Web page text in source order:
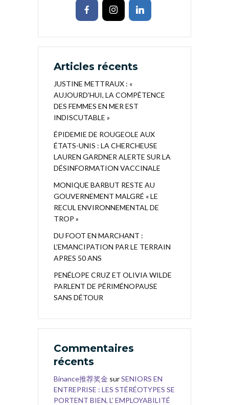
Articles récents
JUSTINE METTRAUX : «
AUJOURD’HUI, LA COMPÉTENCE
DES FEMMES EN MER EST
INDISCUTABLE »
ÉPIDEMIE DE ROUGEOLE AUX
ÉTATS-UNIS : LA CHERCHEUSE
LAUREN GARDNER ALERTE SUR LA
DÉSINFORMATION VACCINALE
MONIQUE BARBUT RESTE AU
GOUVERNEMENT MALGRÉ « LE
RECUL ENVIRONNEMENTAL DE
TROP »
DU FOOT EN MARCHANT :
L’EMANCIPATION PAR LE TERRAIN
APRES 50 ANS
PENÉLOPE CRUZ ET OLIVIA WILDE
PARLENT DE PÉRIMÉNOPAUSE
SANS DÉTOUR
Commentaires
récents
Binance推荐奖金 surSENIORS EN
ENTREPRISE : LES STÉRÉOTYPES SE
PORTENT BIEN, L’ EMPLOYABILITÉ